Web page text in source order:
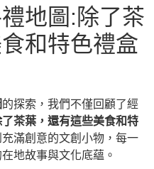
地圖:除了茶
和特色禮盒
的探索，我們不僅回顧了經
了茶葉，還有這些美食和特
充滿創意的文創小物，每一
地故事與文化底蘊。